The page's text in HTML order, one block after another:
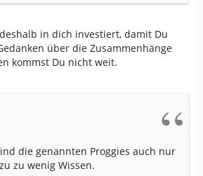
in dich investiert, damit Du
über die Zusammenhänge
kommst Du nicht weit.
die genannten Proggies auch nur
zu wenig Wissen.